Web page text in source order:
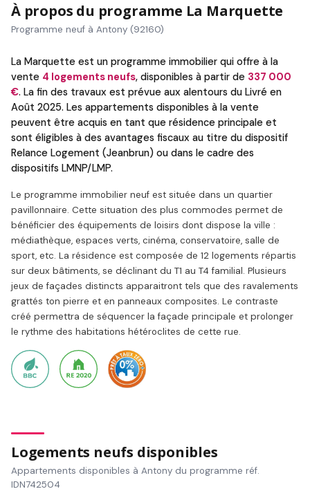
À propos du programme La Marquette
Programme neuf à Antony (92160)
La Marquette est un programme immobilier qui offre à la
vente 4 logements neufs, disponibles à partir de 337 000
€. La fin des travaux est prévue aux alentours du Livré en
Août 2025. Les appartements disponibles à la vente
peuvent être acquis en tant que résidence principale et
sont éligibles à des avantages fiscaux au titre du dispositif
Relance Logement (Jeanbrun) ou dans le cadre des
dispositifs LMNP/LMP.
Le programme immobilier neuf est située dans un quartier
pavillonnaire. Cette situation des plus commodes permet de
bénéficier des équipements de loisirs dont dispose la ville :
médiathèque, espaces verts, cinéma, conservatoire, salle de
sport, etc. La résidence est composée de 12 logements répartis
sur deux bâtiments, se déclinant du T1 au T4 familial. Plusieurs
jeux de façades distincts apparaitront tels que des ravalements
grattés ton pierre et en panneaux composites. Le contraste
créé permettra de séquencer la façade principale et prolonger
le rythme des habitations hétéroclites de cette rue.
Logements neufs disponibles
Appartements disponibles à Antony du programme réf.
IDN742504